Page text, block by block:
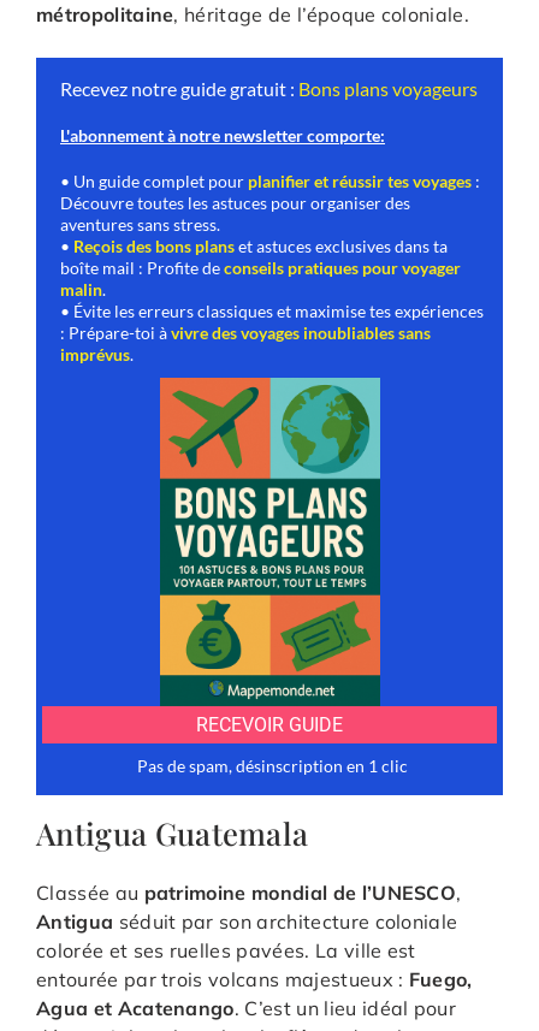
métropolitaine, héritage de l’époque coloniale.
Antigua Guatemala
Classée au patrimoine mondial de l’UNESCO,
Antigua séduit par son architecture coloniale
colorée et ses ruelles pavées. La ville est
entourée par trois volcans majestueux : Fuego,
Agua et Acatenango. C’est un lieu idéal pour